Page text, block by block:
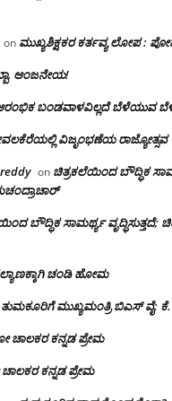
on ಮುಖ್ಯಶಿಕ್ಷಕರ ಕರ್ತವ್ಯ ಲೋಪ :
ಆಂಜನೇಯ!
ಬಂಡವಾಳವಿಲ್ಲದೆ ಬೆಳೆಯುವ
ವಿಜೃಂಭಣೆಯ ರಾಜ್ಯೋತ್ಸವ
on ಚಿತ್ರಕಲೆಯಿಂದ ಬೌದ್ಧಿಕ
ಬೌದ್ಧಿಕ ಸಾಮರ್ಥ್ಯ ವೃದ್ಧಿಸುತ್ತದೆ;
ಚಂಡಿ ಹೋಮ
ತುಮಕೂರಿಗೆ ಮುಖ್ಯಮಂತ್ರಿ ಬಿಎಸ್ ವೈ:
ಚಾಲಕರ ಕನ್ನಡ ಪ್ರೇಮ
ಕನ್ನಡ ಪ್ರೇಮ